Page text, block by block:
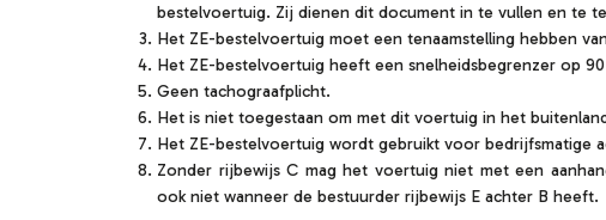
bestelvoertuig. Zij dienen dit document in te vullen
Het ZE-bestelvoertuig moet een tenaamstelling hebben
Het ZE-bestelvoertuig heeft een snelheidsbegrenzer op
Geen tachograafplicht.
Het is niet toegestaan om met dit voertuig in het
Het ZE-bestelvoertuig wordt gebruikt voor bedrijfsmatige
Zonder rijbewijs C mag het voertuig niet met een
ook niet wanneer de bestuurder rijbewijs E achter B heeft.